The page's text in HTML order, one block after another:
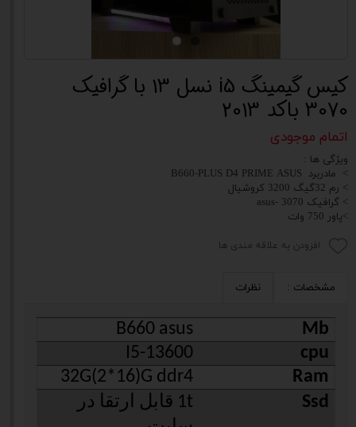
کیس گیمینگ i5 نسل 13 با گرافیک
3070 باکد 2013
اتمام موجودی
ویژگی ها :
> مادربرد B660-PLUS D4 PRIME ASUS
> رم 32گیگ 3200 کروشیال
> گرافیک 3070 -asus
>پاور 750 وات
افزودن به علاقه مندی ها
مشخصات : نظرات
Mb
B660 asus
cpu
I5-13600
Ram
32G(2*16)G ddr4
Ssd
1t قابل ارتقا در